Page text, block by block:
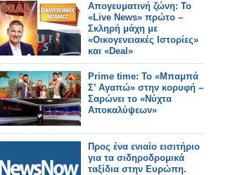
Απογευματινή ζώνη: Το
«Live News» πρώτο –
Σκληρή μάχη με
«Οικογενειακές Ιστορίες»
και «Deal»
Prime time: Το «Μπαμπά
Σ’ Αγαπώ» στην κορυφή –
Σαρώνει το «Νύχτα
Αποκαλύψεων»
Προς ένα ενιαίο εισιτήριο
για τα σιδηροδρομικά
ταξίδια στην Ευρώπη.